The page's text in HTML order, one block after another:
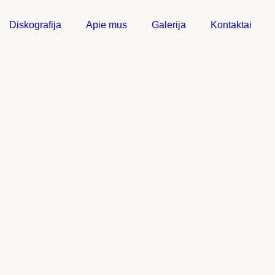
Diskografija Apie mus Galerija Kontaktai